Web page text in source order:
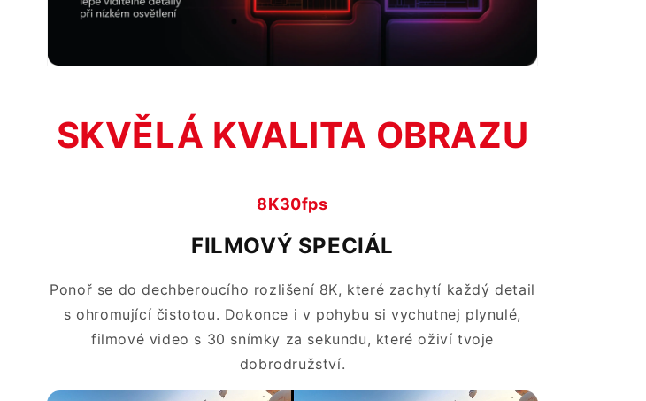
SKVĚLÁ KVALITA OBRAZU
8K30fps
FILMOVÝ SPECIÁL
Ponoř se do dechberoucího rozlišení 8K, které zachytí každý detail
s ohromující čistotou. Dokonce i v pohybu si vychutnej plynulé,
filmové video s 30 snímky za sekundu, které oživí tvoje
dobrodružství.